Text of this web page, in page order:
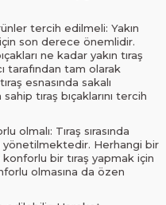
tercih edilmeli: Yakın
son derece önemlidir.
ne kadar yakın tıraş
tarafından tam olarak
esnasında sakalı
tıraş bıçaklarını tercih
olmalı: Tıraş sırasında
yönetilmektedir. Herhangi bir
bir tıraş yapmak için
olmasına da özen